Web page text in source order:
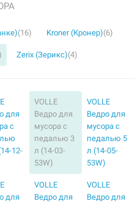
(16) Kroner (Кронер)(6)
Zerix (Зерикс)(4)
для
с
12-
VOLLE
Ведро для
мусора с
педалью 3
л (14-03-
53W)
VOLLE
Ведро для
мусора с
педалью 5
л (14-05-
53W)
для
VOLLE
Ведро для
VOLLE
Ведро для